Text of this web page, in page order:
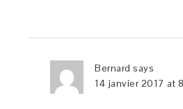
Bernard says
14 janvier 2017 at